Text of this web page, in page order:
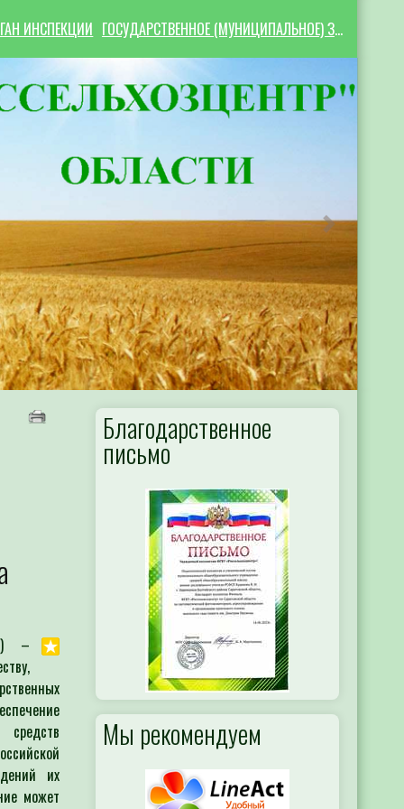
ИНСПЕКЦИИ ГОСУДАРСТВЕННОЕ (МУНИЦИПАЛЬНОЕ) ЗАДАНИЕ
Следующий
–
их
может
Благодарственное
письмо
Мы рекомендуем